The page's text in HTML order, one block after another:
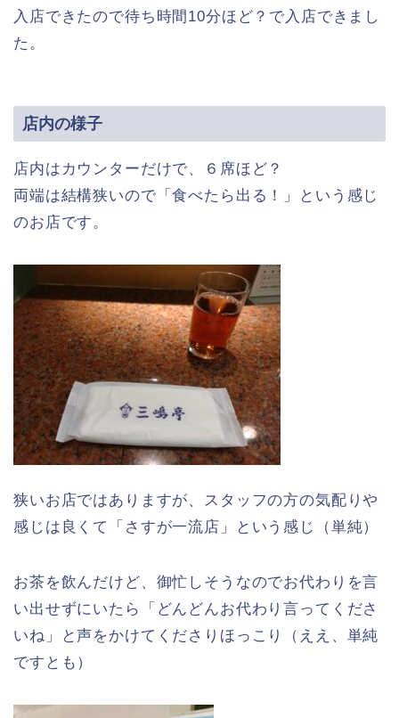
入店できたので待ち時間10分ほど？で入店できまし
た。
店内の様子
店内はカウンターだけで、６席ほど？
両端は結構狭いので「食べたら出る！」という感じ
のお店です。
狭いお店ではありますが、スタッフの方の気配りや
感じは良くて「さすが一流店」という感じ（単純）
お茶を飲んだけど、御忙しそうなのでお代わりを言
い出せずにいたら「どんどんお代わり言ってくださ
いね」と声をかけてくださりほっこり（ええ、単純
ですとも）